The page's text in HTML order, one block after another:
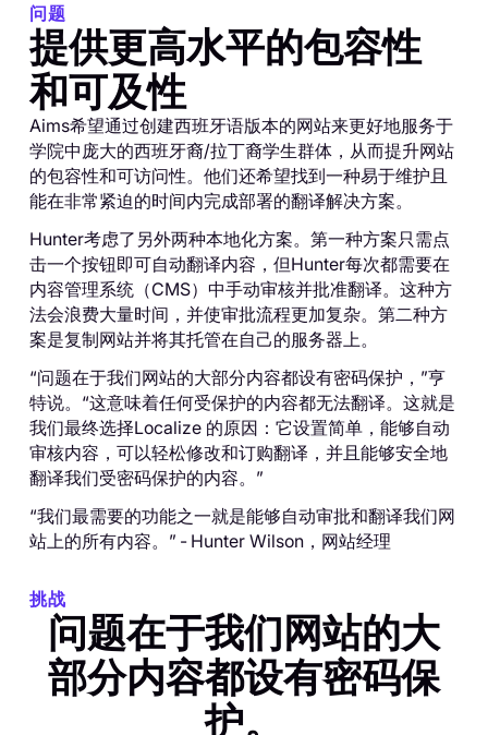
问题
提供更高水平的包容性
和可及性
Aims希望通过创建西班牙语版本的网站来更好地服务于
学院中庞大的西班牙裔/拉丁裔学生群体，从而提升网站
的包容性和可访问性。他们还希望找到一种易于维护且
能在非常紧迫的时间内完成部署的翻译解决方案。
Hunter考虑了另外两种本地化方案。第一种方案只需点
击一个按钮即可自动翻译内容，但Hunter每次都需要在
内容管理系统（CMS）中手动审核并批准翻译。这种方
法会浪费大量时间，并使审批流程更加复杂。第二种方
案是复制网站并将其托管在自己的服务器上。
“问题在于我们网站的大部分内容都设有密码保护，”亨
特说。“这意味着任何受保护的内容都无法翻译。这就是
我们最终选择Localize 的原因：它设置简单，能够自动
审核内容，可以轻松修改和订购翻译，并且能够安全地
翻译我们受密码保护的内容。”
“我们最需要的功能之一就是能够自动审批和翻译我们网
站上的所有内容。” - Hunter Wilson，网站经理
挑战
问题在于我们网站的大
部分内容都设有密码保
护。